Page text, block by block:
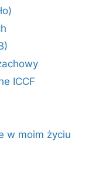
ICCF
w moim życiu